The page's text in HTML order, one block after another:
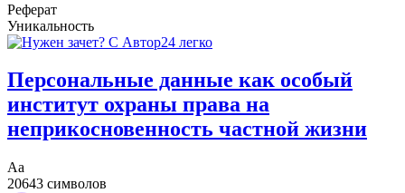
Реферат
Уникальность
Персональные данные как особый
институт охраны права на
неприкосновенность частной жизни
Аа
20643 символов